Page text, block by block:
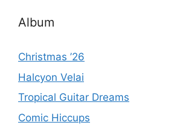
Album
Christmas ’26
Halcyon Velai
Tropical Guitar Dreams
Comic Hiccups